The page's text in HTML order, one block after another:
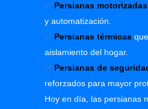
✅ Persianas motorizadas
y automatización.
✅ Persianas térmicas
aislamiento del hogar.
✅ Persianas de
reforzados para mayor
Hoy en día, las persianas